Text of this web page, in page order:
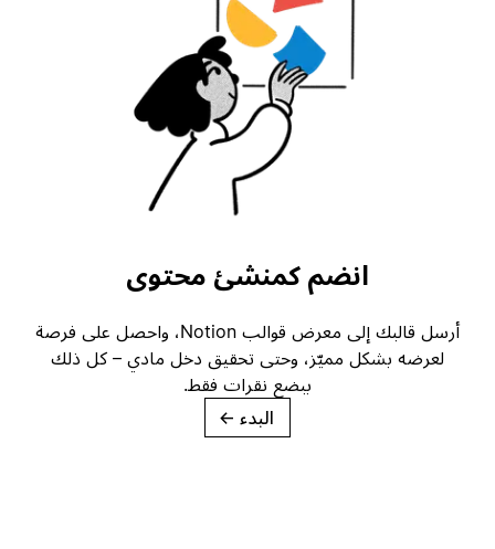
انضم كمنشئ محتوى
أرسل قالبك إلى معرض قوالب Notion، واحصل على فرصة
لعرضه بشكل مميّز، وحتى تحقيق دخل مادي – كل ذلك
ببضع نقرات فقط.
→